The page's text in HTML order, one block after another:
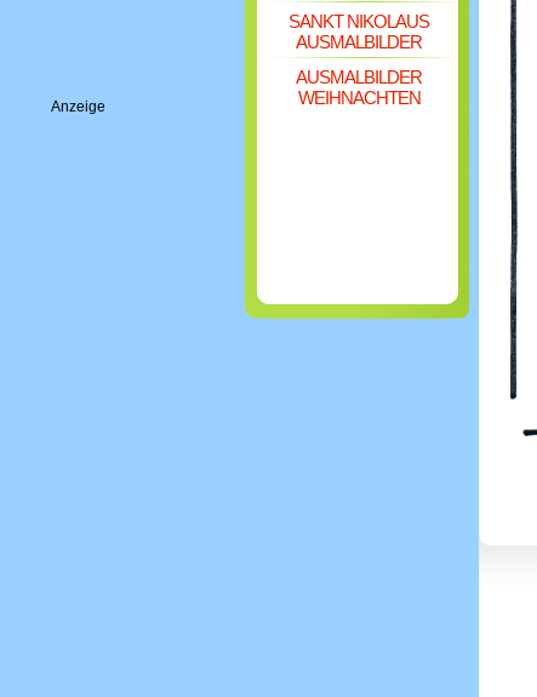
Anzeige
SANKT NIKOLAUS
AUSMALBILDER
AUSMALBILDER
WEIHNACHTEN